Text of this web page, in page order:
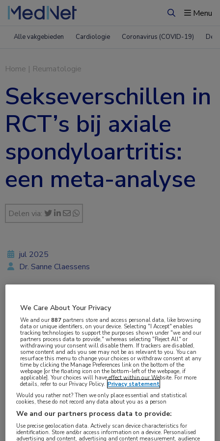
ZoekenMenu
Alle vakgebieden Cardiologie Coronavirus (COVID-19)
Home | Reumatologie
Sekseverschillen in
RCT’s bij axiale
spondyloartritis:
een meta-analyse
Delen via:
Vrouwelijke patiënten met axiale spondyloartritis
jul 2025
Dr. Sanne Claessens
Vakgebieden:
Reumatologie
Aandachtsgebieden:
Spondyloartritis
Tags:
axSpA,bimekizumab,certolizumab,etanercept,ixekizumab
secukinumab,TNF-remmer
We Care About Your Privacy
We and our887 partners store and access personal data, like browsing
data or unique identifiers, on your device. Selecting "I Accept" enables
tracking technologies to support the purposes shown under "we and our
partners process data to provide," whereas selecting "Reject All" or
withdrawing your consent will disable them. If trackers are disabled,
some content and ads you see may not be as relevant to you. You can
resurface this menu to change your choices or withdraw consent at any
time by clicking the Manage Preferences link on the bottom of the
webpage [or the floating icon on the bottom-left of the webpage, if
applicable]. Your choices will have effect within our Website. For more
details, refer to our Privacy Policy. Privacy statement
Would you rather not? Then we only place essential and statistical
cookies, these do not record any data about you as a person
We and our partners process data to provide:
Use precise geolocation data. Actively scan device characteristics for
identification. Store and/or access information on a device. Personalised
advertising and content, advertising and content measurement, audience